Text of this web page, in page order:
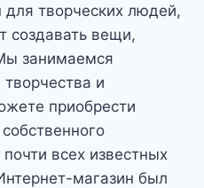
творческих людей,
создавать вещи,
занимаемся
и
приобрести
всех известных
магазин был